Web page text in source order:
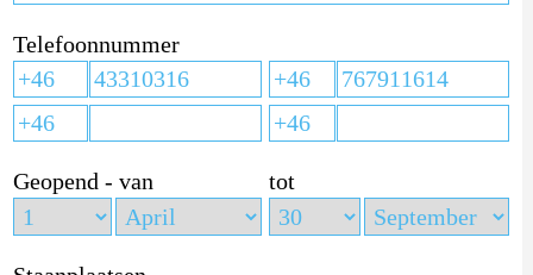
Telefoonnummer
Geopend - van tot